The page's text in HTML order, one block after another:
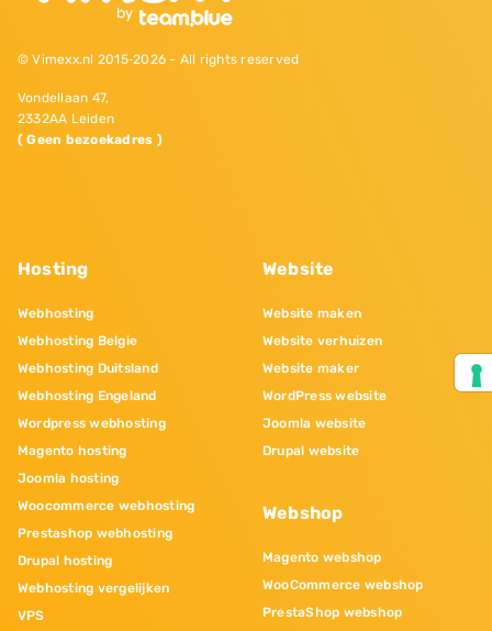
© Vimexx.nl 2015‐2026 - All rights reserved
Vondellaan 47,
2332AA Leiden
( Geen bezoekadres )
Hosting
Webhosting
Webhosting Belgie
Webhosting Duitsland
Webhosting Engeland
Wordpress webhosting
Magento hosting
Joomla hosting
Woocommerce webhosting
Prestashop webhosting
Drupal hosting
Webhosting vergelijken
VPS
Website
Website maken
Website verhuizen
Website maker
WordPress website
Joomla website
Drupal website
Webshop
Magento webshop
WooCommerce webshop
PrestaShop webshop